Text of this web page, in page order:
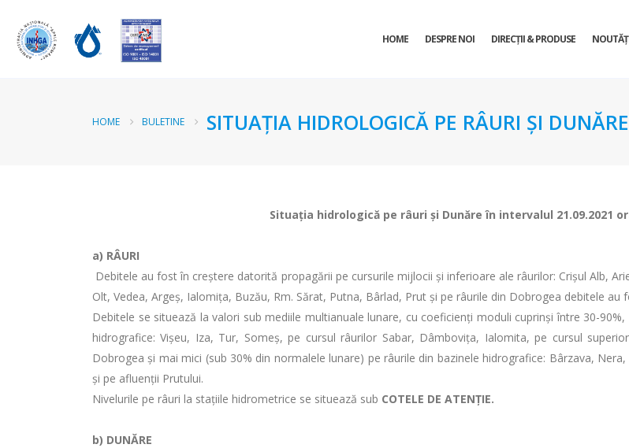
HOME DESPRE NOI DIRECŢII & PRODUSE
HOME BULETINE SITUAŢIA HIDROLOGICĂ PE RÂURI ŞI
Situaţia hidrologică pe râuri şi Dunăre în intervalul 21.09.2021
a) RÂURI
Debitele au fost în creștere datorită propagării pe cursurile mijlocii și inferioare ale râurilor: Crișul Alb,
Olt, Vedea, Argeș, Ialomița, Buzău, Rm. Sărat, Putna, Bârlad, Prut și pe râurile din Dobrogea debitele
Debitele se situează la valori sub mediile multianuale lunare, cu coeficienţi moduli cuprinşi între 30-
hidrografice: Vișeu, Iza, Tur, Someș, pe cursul râurilor Sabar, Dâmbovița, Ialomita, pe cursul
Dobrogea și mai mici (sub 30% din normalele lunare) pe râurile din bazinele hidrografice: Bârzava,
și pe afluenții Prutului.
Nivelurile pe râuri la stațiile hidrometrice se situează sub COTELE DE ATENȚIE.
b) DUNĂRE